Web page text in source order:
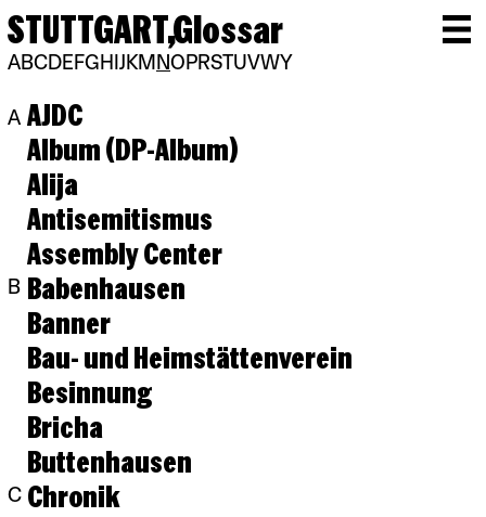
STUTTGART,Glossar
ABCDEFGH JKM NOPRSTUVWY
A AJDC
Album (DP-Album)
Alija
Antisemitismus
Assembly Center
B Babenhausen
Banner
Bau- und Heimstättenverein
Besinnung
Bricha
Buttenhausen
C Chronik